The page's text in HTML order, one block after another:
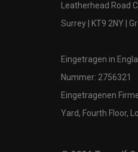
Leatherhead Road
Surrey | KT9 2NY |
Eingetragen in
Nummer: 2756321
Eingetragenen
Yard, Fourth Floor,